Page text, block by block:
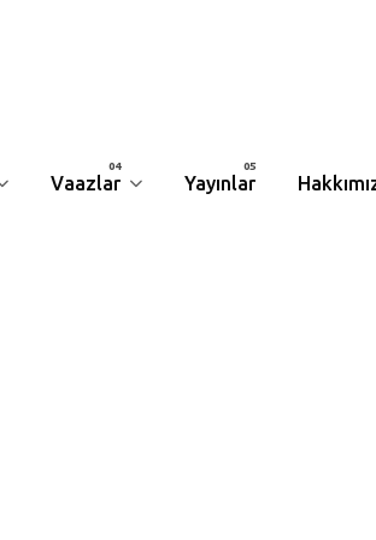
Vaazlar Yayınlar